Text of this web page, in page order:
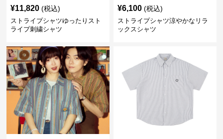
¥11,820 (税込)
ストライプシャツゆったりスト
ライプ刺繍シャツ
¥6,100 (税込)
ストライプシャツ涼やかなリラ
ックスシャツ